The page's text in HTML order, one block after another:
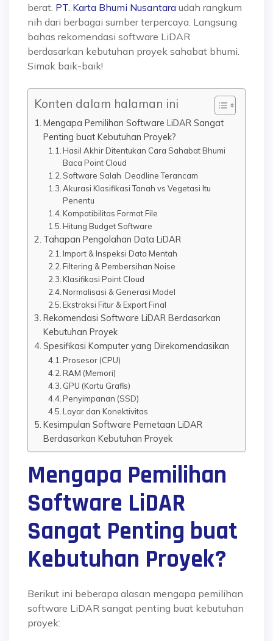
berat. PT. Karta Bhumi Nusantara udah rangkum
nih dari berbagai sumber terpercaya. Langsung
bahas rekomendasi software LiDAR
berdasarkan kebutuhan proyek sahabat bhumi.
Simak baik-baik!
Konten dalam halaman ini
Mengapa Pemilihan Software LiDAR Sangat
Penting buat Kebutuhan Proyek?
Hasil Akhir Ditentukan Cara Sahabat Bhumi
Baca Point Cloud
Software Salah Deadline Terancam
Akurasi Klasifikasi Tanah vs Vegetasi Itu
Penentu
Kompatibilitas Format File
Hitung Budget Software
Tahapan Pengolahan Data LiDAR
Import & Inspeksi Data Mentah
Filtering & Pembersihan Noise
Klasifikasi Point Cloud
Normalisasi & Generasi Model
Ekstraksi Fitur & Export Final
Rekomendasi Software LiDAR Berdasarkan
Kebutuhan Proyek
Spesifikasi Komputer yang Direkomendasikan
Prosesor (CPU)
RAM (Memori)
GPU (Kartu Grafis)
Penyimpanan (SSD)
Layar dan Konektivitas
Kesimpulan Software Pemetaan LiDAR
Berdasarkan Kebutuhan Proyek
Mengapa Pemilihan
Software LiDAR
Sangat Penting buat
Kebutuhan Proyek?
Berikut ini beberapa alasan mengapa pemilihan
software LiDAR sangat penting buat kebutuhan
proyek: